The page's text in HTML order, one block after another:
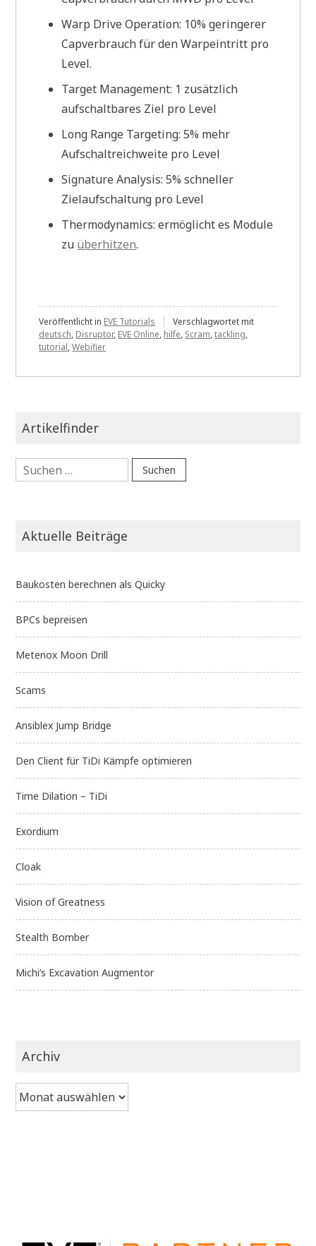
Warp Drive Operation: 10% geringerer
Capverbrauch für den Warpeintritt pro
Level.
Target Management: 1 zusätzlich
aufschaltbares Ziel pro Level
Long Range Targeting: 5% mehr
Aufschaltreichweite pro Level
Signature Analysis: 5% schneller
Zielaufschaltung pro Level
Thermodynamics: ermöglicht es Module
zu überhitzen.
Veröffentlicht in EVE Tutorials
Verschlagwortet mit
deutsch, Disruptor, EVE Online, hilfe, Scram,tackling,
tutorial,Webifier
Artikelfinder
Suchen
nach:
Aktuelle Beiträge
Baukosten berechnen als Quicky
BPCs bepreisen
Metenox Moon Drill
Scams
Ansiblex Jump Bridge
Den Client für TiDi Kämpfe optimieren
Time Dilation – TiDi
Exordium
Cloak
Vision of Greatness
Stealth Bomber
Michi’s Excavation Augmentor
Archiv
Archiv